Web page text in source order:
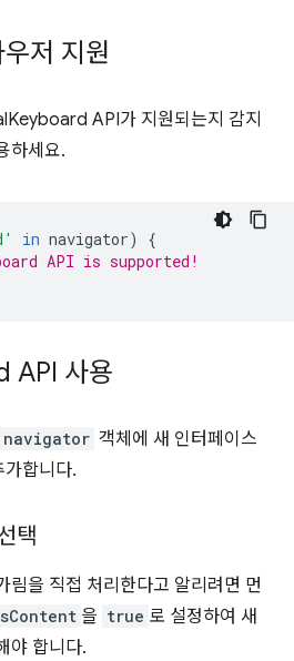
저 지원
API가 지원되는지 감지
하세요.
in navigator)
{
API is supported!
API 사용
navigator 객체에 새 인터페이스
가합니다.
택
림을 직접 처리한다고 알리려면 먼
을 true 로 설정하여 새
야 합니다.